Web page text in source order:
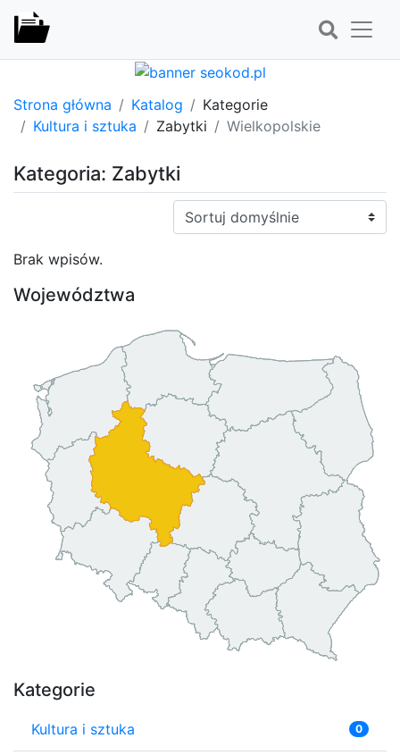
Strona główna Katalog
Kategorie
Kultura i sztuka
Zabytki Wielkopolskie
Kategoria: Zabytki
Sortuj:
Brak wpisów.
Województwa
Kategorie
Kultura i sztuka 0